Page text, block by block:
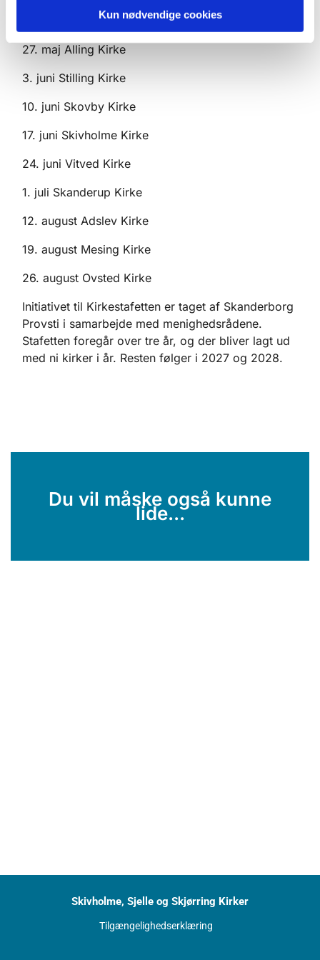
Kun nødvendige cookies
altid sted på onsdage fra 19-20.
27. maj Alling Kirke
3. juni Stilling Kirke
10. juni Skovby Kirke
17. juni Skivholme Kirke
24. juni Vitved Kirke
1. juli Skanderup Kirke
12. august Adslev Kirke
19. august Mesing Kirke
26. august Ovsted Kirke
Initiativet til Kirkestafetten er taget af Skanderborg
Provsti i samarbejde med menighedsrådene.
Stafetten foregår over tre år, og der bliver lagt ud
med ni kirker i år. Resten følger i 2027 og 2028.
Du vil måske også kunne
lide...
Skivholme, Sjelle og Skjørring Kirker
Tilgængelighedserklæring